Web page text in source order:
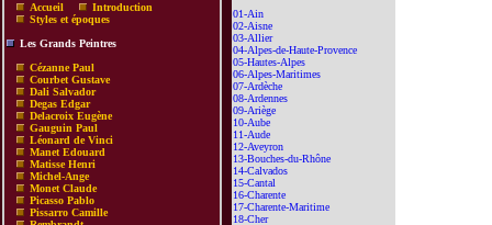
Accueil
Introduction
Styles et époques
Les Grands Peintres
Cézanne Paul
Courbet Gustave
Dali Salvador
Degas Edgar
Delacroix Eugène
Gauguin Paul
Léonard de Vinci
Manet Edouard
Matisse Henri
Michel-Ange
Monet Claude
Picasso Pablo
Pissarro Camille
01-Ain
02-Aisne
03-Allier
04-Alpes-de-Haute-Provence
05-Hautes-Alpes
06-Alpes-Maritimes
07-Ardèche
08-Ardennes
09-Ariège
10-Aube
11-Aude
12-Aveyron
13-Bouches-du-Rhône
14-Calvados
15-Cantal
16-Charente
17-Charente-Maritime
18-Cher